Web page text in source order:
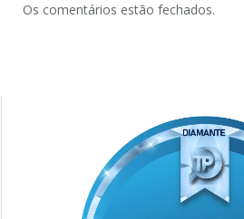
Os comentários estão fechados.